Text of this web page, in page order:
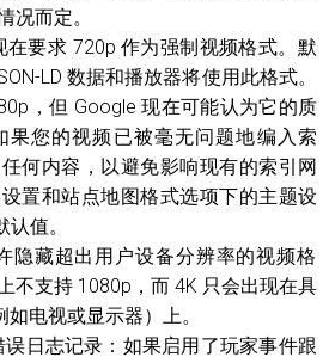
况而定。
要求 720p 作为强制视频格式。默
LD 数据和播放器将使用此格式。
，但 Google 现在可能认为它的质
果您的视频已被毫无问题地编入索
何内容，以避免影响现有的索引网
置和站点地图格式选项下的主题设
值。
隐藏超出用户设备分辨率的视频格
不支持 1080p，而 4K 只会出现在具
电视或显示器）上。
日志记录：如果启用了玩家事件跟